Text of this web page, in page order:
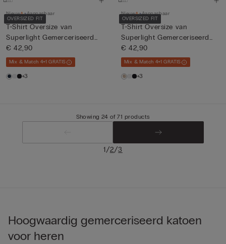
OVERSIZED FIT
Nieuw Aanpasbaar
T-Shirt Oversize van
Superlight Gemerceriseerd
Kat...
€ 42,90
Mix & Match 4+1 GRATIS
+3
OVERSIZED FIT
Nieuw Aanpasbaar
T-Shirt Oversize van
Superlight Gemerceriseerd
Kat...
€ 42,90
Mix & Match 4+1 GRATIS
+3
Showing 24 of 71 products
1/2/3
Hoogwaardig gemerceriseerd katoen
voor heren